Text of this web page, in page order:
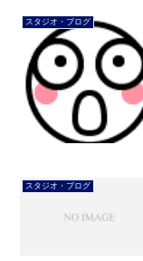
スタジオ・ブログ
スタジオ・ブログ